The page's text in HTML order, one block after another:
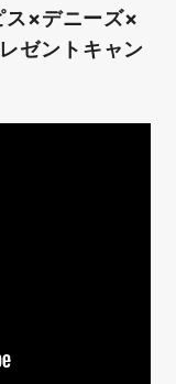
×デニーズ×
ゼントキャン